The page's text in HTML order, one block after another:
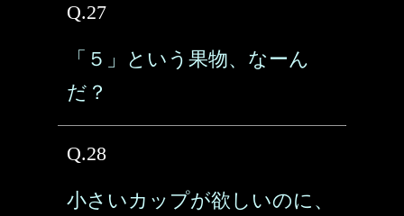
Q.27
「５」という果物、なーん
だ？
Q.28
小さいカップが欲しいのに、